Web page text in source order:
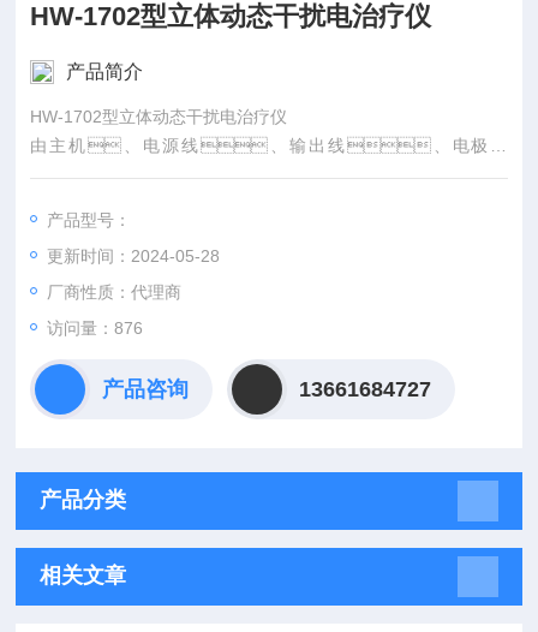
HW-1702型立体动态干扰电治疗仪
产品简介
HW-1702型立体动态干扰电治疗仪
由主机、电源线、输出线、电极组
成。(电极采用外购具有医疗器械注册证或备案凭证的产
产品型号：
更新时间：2024-05-28
厂商性质：代理商
访问量：876
产品咨询 13661684727
产品分类
相关文章